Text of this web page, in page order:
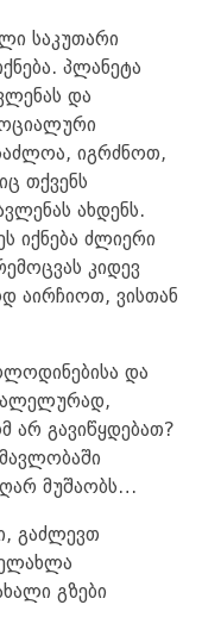
საკუთარი
პლანეტა
და
იგრძნოთ,
თქვენს
ახდენს.
იქნება ძლიერი
კიდევ
აირჩიოთ, ვისთან
და
არ გავიწყდებათ?
მუშაობს…
გაძლევთ
გზები